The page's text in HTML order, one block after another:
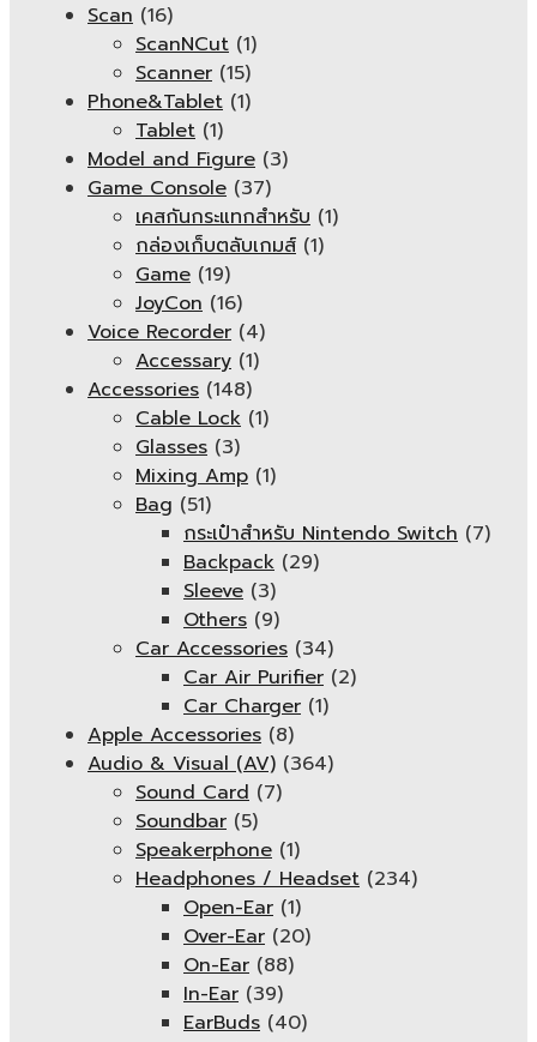
Scan (16)
ScanNCut (1)
Scanner (15)
Phone&Tablet (1)
Tablet (1)
Model and Figure (3)
Game Console (37)
เคสกันกระแทกสำหรับ (1)
กล่องเก็บตลับเกมส์ (1)
Game (19)
JoyCon (16)
Voice Recorder (4)
Accessary (1)
Accessories (148)
Cable Lock (1)
Glasses (3)
Mixing Amp (1)
Bag (51)
กระเป๋าสำหรับ Nintendo Switch (7)
Backpack (29)
Sleeve (3)
Others (9)
Car Accessories (34)
Car Air Purifier (2)
Car Charger (1)
Apple Accessories (8)
Audio & Visual (AV) (364)
Sound Card (7)
Soundbar (5)
Speakerphone (1)
Headphones / Headset (234)
Open-Ear (1)
Over-Ear (20)
On-Ear (88)
In-Ear (39)
EarBuds (40)